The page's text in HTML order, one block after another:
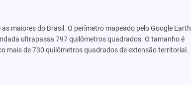
maiores do Brasil. O perímetro mapeado pelo Google Earth
ultrapassa 797 quilômetros quadrados. O tamanho é
mais de 730 quilômetros quadrados de extensão territorial.